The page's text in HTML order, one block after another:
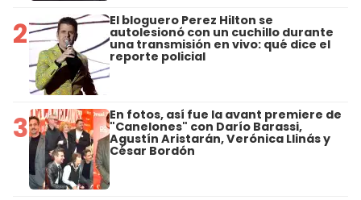
2 El bloguero Perez Hilton se
autolesionó con un cuchillo durante
una transmisión en vivo: qué dice el
reporte policial
3 En fotos, así fue la avant premiere de
"Canelones" con Darío Barassi,
Agustín Aristarán, Verónica Llinás y
César Bordón